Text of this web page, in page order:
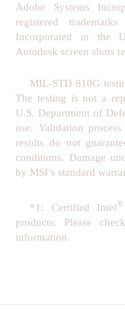
Adobe Systems
registered
Incorporated in the
Autodesk screen shots
MIL-STD 810G
The testing is not a
U.S. Department of
use. Validation
results do not
conditions. Damage
by MSI’s standard
*1: Certified Intel®
products. Please
information.